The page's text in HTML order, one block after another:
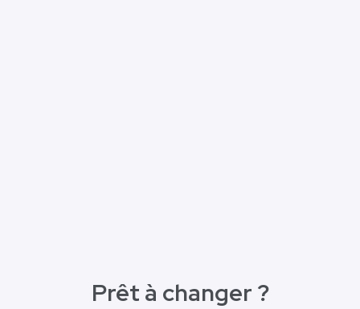
Prêt à changer ?